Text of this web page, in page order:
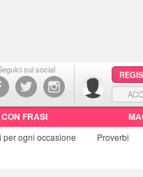
sui social
FRASI
per ogni occasione Proverbi